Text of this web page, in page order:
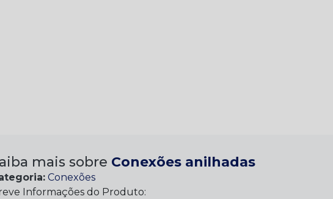
mais sobre Conexões anilhadas
Conexões
Informações do Produto: